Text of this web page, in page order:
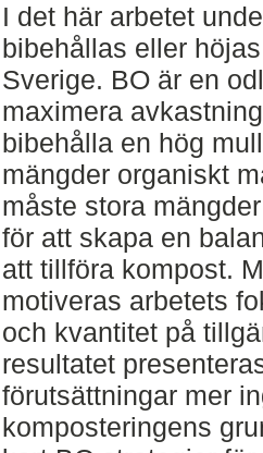
I det här arbetet
bibehållas eller
Sverige. BO är en
maximera
bibehålla en hög
mängder organiskt
måste stora
för att skapa en
att tillföra kompost.
motiveras arbetets
och kvantitet på
resultatet
förutsättningar mer
komposteringens